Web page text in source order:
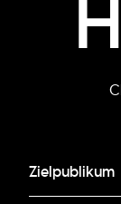
Zielpublikum